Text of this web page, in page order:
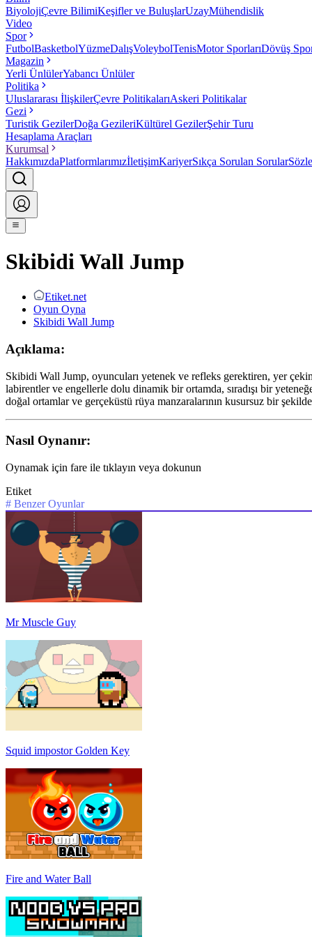
BiyolojiÇevre BilimiKeşifler ve BuluşlarUzayMühendislik
Video
Spor
FutbolBasketbolYüzmeDalışVoleybolTenisMotor SporlarıDövüş
Magazin
Yerli ÜnlülerYabancı Ünlüler
Politika
Uluslararası İlişkilerÇevre PolitikalarıAskeri Politikalar
Gezi
Turistik GezilerDoğa GezileriKültürel GezilerŞehir Turu
Hesaplama Araçları
Kurumsal
HakkımızdaPlatformlarımızİletişimKariyerSıkça Sorulan Sorular
Skibidi Wall Jump
Etiket.net
Oyun Oyna
Skibidi Wall Jump
Açıklama:
Skibidi Wall Jump, oyuncuları yetenek ve refleks gerektiren, yer
labirentler ve engellerle dolu dinamik bir ortamda, sıradışı bir
doğal ortamlar ve gerçeküstü rüya manzaralarının kusursuz bir
Nasıl Oynanır:
Oynamak için fare ile tıklayın veya dokunun
Etiket
# Benzer Oyunlar
Mr Muscle Guy
Squid impostor Golden Key
Fire and Water Ball